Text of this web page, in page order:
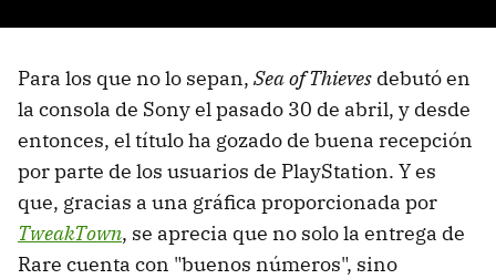
Para los que no lo sepan, Sea of Thieves debutó en
la consola de Sony el pasado 30 de abril, y desde
entonces, el título ha gozado de buena recepción
por parte de los usuarios de PlayStation. Y es
que, gracias a una gráfica proporcionada por
TweakTown, se aprecia que no solo la entrega de
Rare cuenta con "buenos números", sino